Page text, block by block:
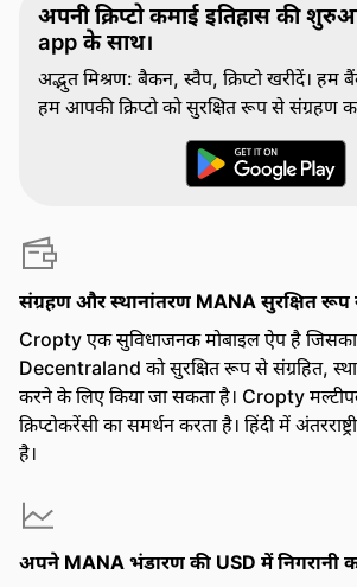
अपनी क्रिप्टो कमाई इतिहास की
app के साथ।
अद्भुत मिश्रण: बैकन, स्वैप, क्रिप्टो खरीदें। हम
हम आपकी क्रिप्टो को सुरक्षित रूप से संग्रहण
संग्रहण और स्थानांतरण MANA सुरक्षित रूप
Cropty एक सुविधाजनक मोबाइल ऐप है
Decentraland को सुरक्षित रूप से संग्रहित,
करने के लिए किया जा सकता है। Cropty
क्रिप्टोकरेंसी का समर्थन करता है। हिंदी में
है।
अपने MANA भंडारण की USD में निगरानी